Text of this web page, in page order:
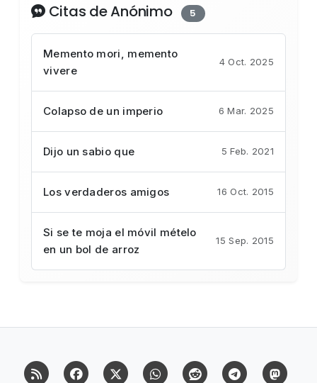
Citas de Anónimo 5
Memento mori, memento
vivere
4 Oct. 2025
Colapso de un imperio 6 Mar. 2025
Dijo un sabio que 5 Feb. 2021
Los verdaderos amigos 16 Oct. 2015
Si se te moja el móvil mételo
en un bol de arroz
15 Sep. 2015
RSS FacebookX (Twitter)Whatsapp Reddit Telegram